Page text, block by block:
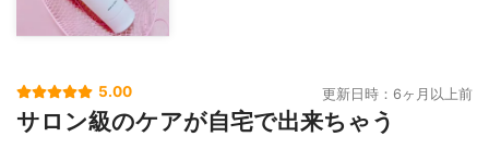
5.00 更新日時：6ヶ月以上前
サロン級のケアが自宅で出来ちゃう